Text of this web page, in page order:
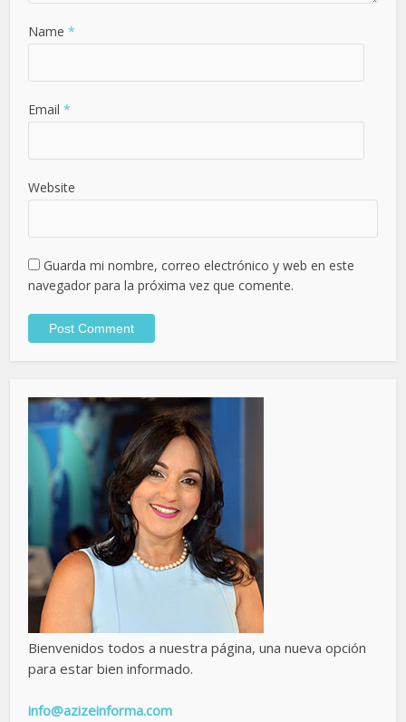
Name *
Email *
Website
Guarda mi nombre, correo electrónico y web en este
navegador para la próxima vez que comente.
Bienvenidos todos a nuestra página, una nueva opción
para estar bien informado.
info@azizeinforma.com